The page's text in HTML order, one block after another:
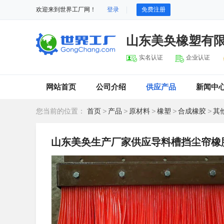
欢迎来到世界工厂网！ 登录 免费注册
山东美奂橡塑有
实名认证 企业认证
网站首页 公司介绍 供应产品 新闻中
您当前的位置： 首页 > 产品 > 原材料 >橡塑 >合成橡胶 >其
山东美奂生产厂家供应导料槽挡尘帘橡